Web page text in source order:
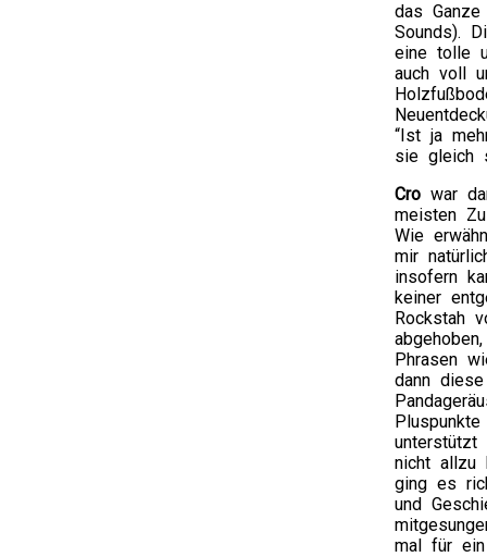
das
Sounds).
eine tolle
auch voll
“Ist ja
sie gleich
Cro war
meisten
Wie
mir
insofern
keiner
Rockstah
Phrasen
dann
nicht allzu
ging es
und
mal für